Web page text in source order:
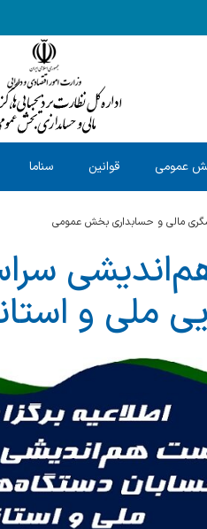
عمومی قوانین سناما
مالی و حسابداری بخش عمومی
ملی و